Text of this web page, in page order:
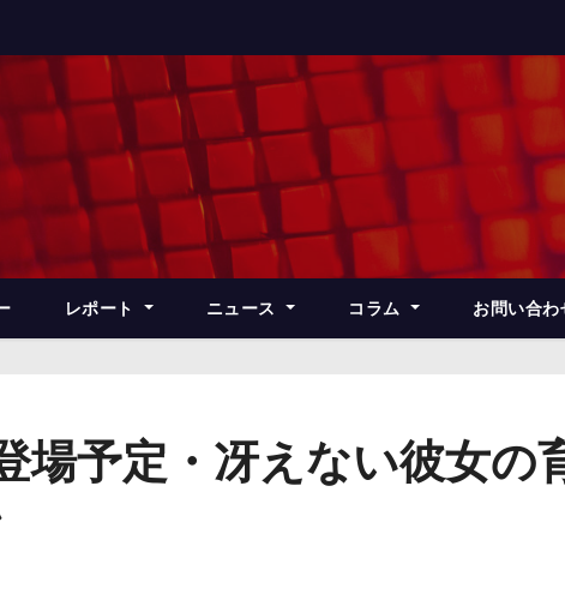
レポート ニュース コラム お問い合わ
場予定・冴えない彼女